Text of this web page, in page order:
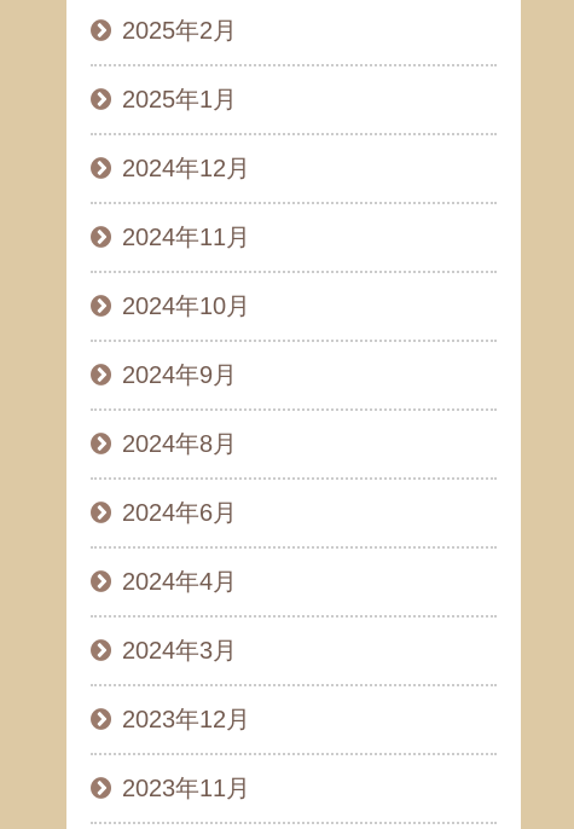
2025年2月
2025年1月
2024年12月
2024年11月
2024年10月
2024年9月
2024年8月
2024年6月
2024年4月
2024年3月
2023年12月
2023年11月